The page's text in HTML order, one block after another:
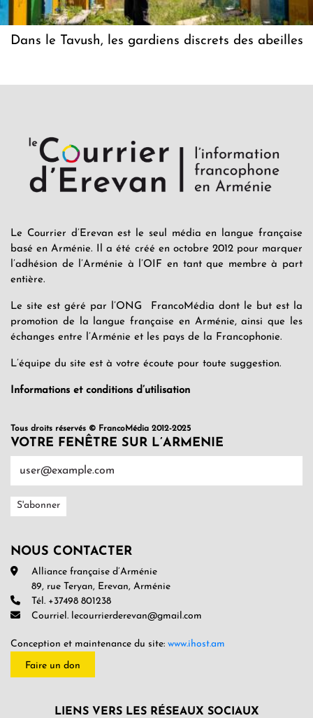
Dans le Tavush, les gardiens discrets des abeilles
Le Courrier d’Erevan est le seul média en langue française
basé en Arménie. Il a été créé en octobre 2012 pour marquer
l’adhésion de l’Arménie à l’OIF en tant que membre à part
entière.
Le site est géré par l’ONG FrancoMédia dont le but est la
promotion de la langue française en Arménie, ainsi que les
échanges entre l’Arménie et les pays de la Francophonie.
L’équipe du site est à votre écoute pour toute suggestion.
Informations et conditions d’utilisation
Tous droits réservés © FrancoMédia 2012-2025
VOTRE FENÊTRE SUR L’ARMENIE
NOUS CONTACTER
Alliance française d’Arménie
89, rue Teryan, Erevan, Arménie
Tél. +37498 801238
Courriel. lecourrierderevan@gmail.com
Conception et maintenance du site: www.ihost.am
Faire un don
LIENS VERS LES RÉSEAUX SOCIAUX